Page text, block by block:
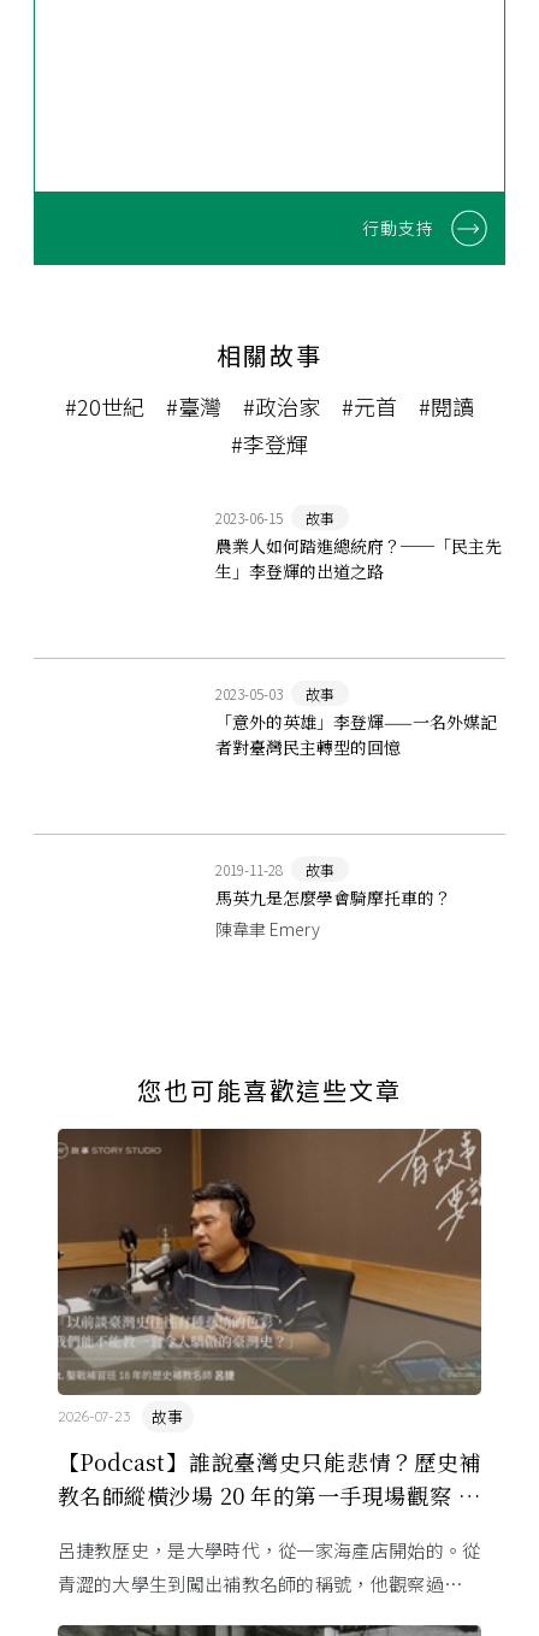
行動支持
相關故事
#20世紀 #臺灣 #政治家 #元首
#閱讀
#李登輝
2023-06-15 故事
農業人如何踏進總統府？──「民主先
生」李登輝的出道之路
2023-05-03 故事
「意外的英雄」李登輝——一名外媒記
者對臺灣民主轉型的回憶
2019-11-28 故事
馬英九是怎麼學會騎摩托車的？
陳韋聿 Emery
您也可能喜歡這些文章
【Podcast】誰說臺灣史只能悲情？歷史補
教名師縱橫沙場 20 年的第一手現場觀察 ft.
故事
2026-07-23
呂捷教歷史，是大學時代，從一家海產店開始的。從
青澀的大學生到闖出補教名師的稱號，他觀察過幾十